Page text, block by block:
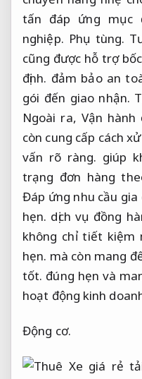
tấn đáp ứng mục
nghiệp. Phụ tùng.
cũng được hỗ trợ
định. đảm bảo an
gói đến giao nhận.
Ngoài ra, Vận hành
còn cung cấp cách
vấn rõ ràng. giúp
trạng đơn hàng
Đáp ứng nhu cầu gia
hẹn. dịch vụ đồng
không chỉ tiết kiệm
hẹn. mà còn mang
tốt. đúng hẹn và
hoạt động kinh
Động cơ.